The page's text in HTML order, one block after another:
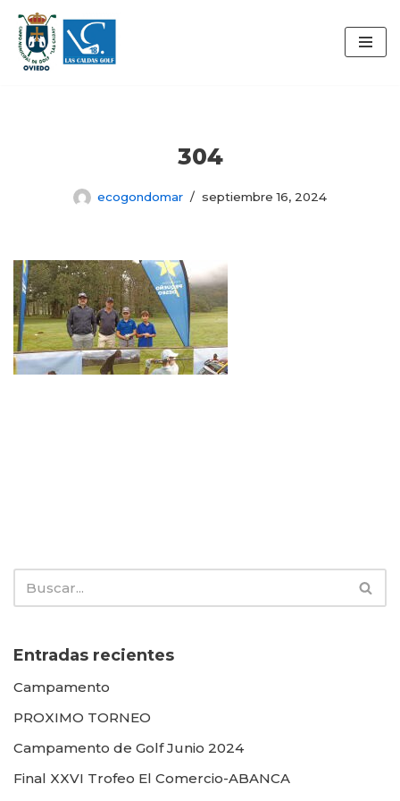
Saltar
al
304
ecogondomar septiembre 16, 2024
Entradas recientes
Campamento
PROXIMO TORNEO
Campamento de Golf Junio 2024
Final XXVI Trofeo El Comercio-ABANCA